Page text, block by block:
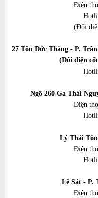
Điện
(Đối
27 Tôn Đức Thắng - P.
(Đối diện
Ngõ 260 Ga Thái
Điện
Lý Thái
Điện
Lê Sát - P.
Điện